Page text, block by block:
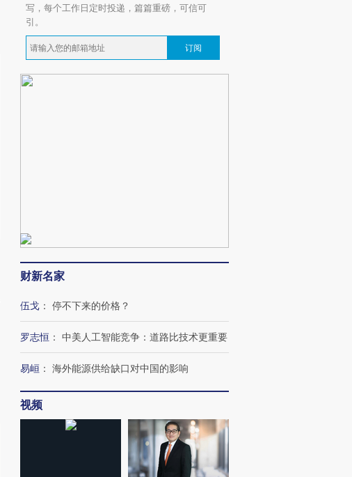
写，每个工作日定时投递，篇篇重磅，可信可
引。
订阅
财新名家
伍戈 ： 停不下来的价格？
罗志恒 ： 中美人工智能竞争：道路比技术更重要
易峘 ： 海外能源供给缺口对中国的影响
视频